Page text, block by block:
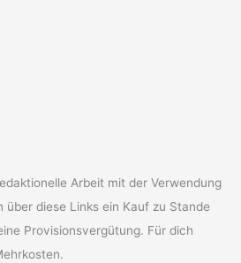
Arbeit mit der Verwendung
über diese Links ein Kauf zu Stande
Provisionsvergütung. Für dich